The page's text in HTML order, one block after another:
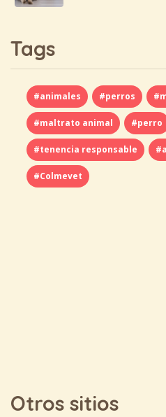
Tags
#animales #perros
#maltrato animal #perro
#tenencia responsable
#Colmevet
Otros sitios